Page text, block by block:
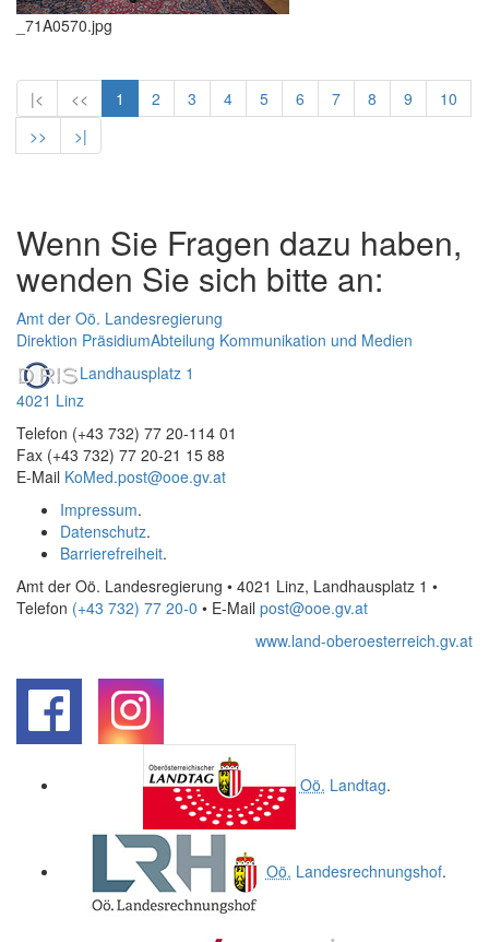
_71A0570.jpg
|< << 1 2 3 4 5 6 7 8 9
10
>>
>|
Wenn Sie Fragen dazu haben,
wenden Sie sich bitte an:
Amt der Oö. Landesregierung
Direktion PräsidiumAbteilung Kommunikation und Medien
Landhausplatz 1
4021 Linz
Telefon (+43 732) 77 20-114 01
Fax (+43 732) 77 20-21 15 88
E-Mail KoMed.post@ooe.gv.at
Impressum.
Datenschutz.
Barrierefreiheit.
Amt der Oö. Landesregierung • 4021 Linz, Landhausplatz 1 •
Telefon (+43 732) 77 20-0 • E-Mail post@ooe.gv.at
www.land-oberoesterreich.gv.at
Oö. Landtag.
Oö. Landesrechnungshof.